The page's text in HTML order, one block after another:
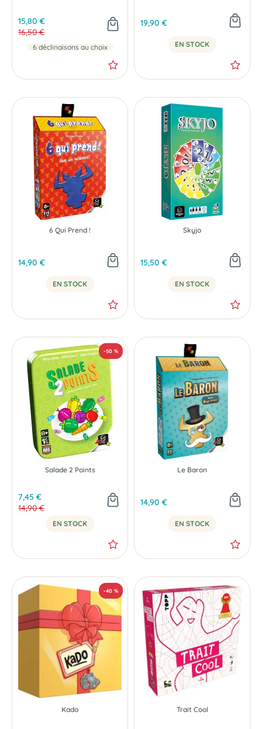
15,80 €
16,50 €
6 déclinaisons au choix
19,90 €
EN STOCK
6 Qui Prend !
14,90 €
EN STOCK
Skyjo
15,50 €
EN STOCK
-50 %
Salade 2 Points
7,45 €
14,90 €
EN STOCK
Le Baron
14,90 €
EN STOCK
Kado Trait Cool